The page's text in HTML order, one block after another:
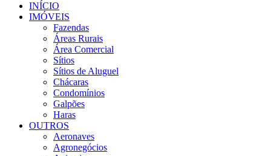
INÍCIO
IMÓVEIS
Fazendas
Áreas Rurais
Área Comercial
Sítios
Sítios de Aluguel
Chácaras
Condomínios
Galpões
Haras
OUTROS
Aeronaves
Agronegócios